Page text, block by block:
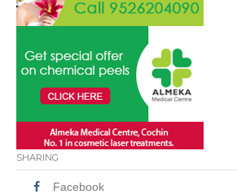
SHARING
Facebook